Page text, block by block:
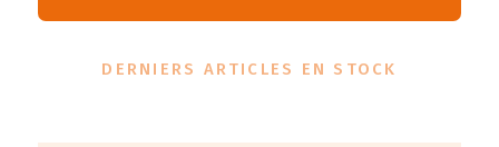
DERNIERS ARTICLES EN STOCK